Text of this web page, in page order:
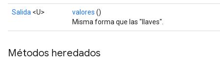
Salida <U> valores ()
Misma forma que las "llaves".
Métodos heredados